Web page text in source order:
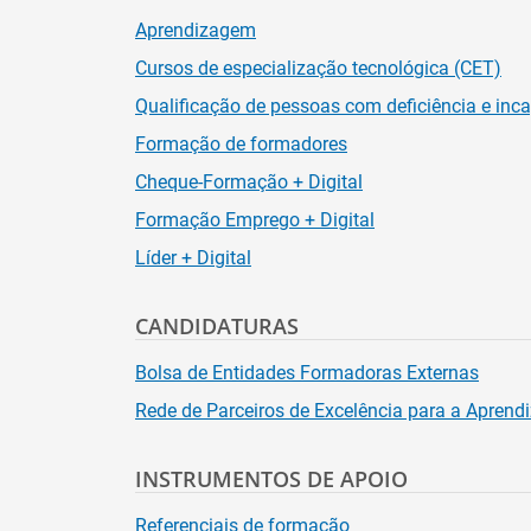
Aprendizagem
Cursos de especialização tecnológica (CET)
Qualificação de pessoas com deficiência e
Formação de formadores
Cheque-Formação + Digital
Formação Emprego + Digital
Líder + Digital
CANDIDATURAS
Bolsa de Entidades Formadoras Externas
Rede de Parceiros de Excelência para a
INSTRUMENTOS DE APOIO
Referenciais de formação